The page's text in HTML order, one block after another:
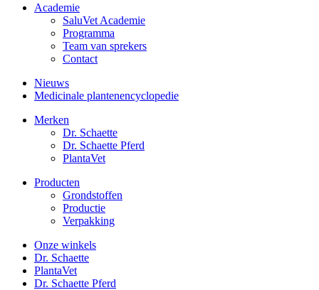
Academie
SaluVet Academie
Programma
Team van sprekers
Contact
Nieuws
Medicinale plantenencyclopedie
Merken
Dr. Schaette
Dr. Schaette Pferd
PlantaVet
Producten
Grondstoffen
Productie
Verpakking
Onze winkels
Dr. Schaette
PlantaVet
Dr. Schaette Pferd